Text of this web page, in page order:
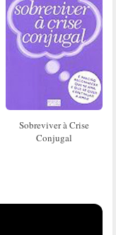
Sobreviver à Crise
Conjugal